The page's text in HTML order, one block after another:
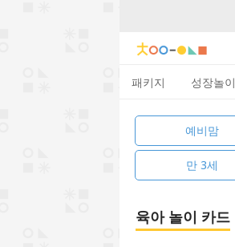
패키지 성장놀
예비맘
만 3세
육아 놀이 카드